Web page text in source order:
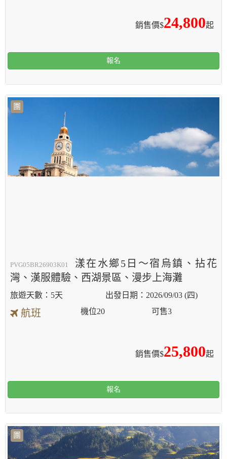
銷售價$24,800起
報名
團
PVG05BR26903K01
漾在水鄉5日～宿烏鎮、拈花
灣、漢服體驗、西湖景區、漫步上海灘
5天 2026/09/03 (四)
航班
銷售價$25,800起
機位20 可售3
報名
團